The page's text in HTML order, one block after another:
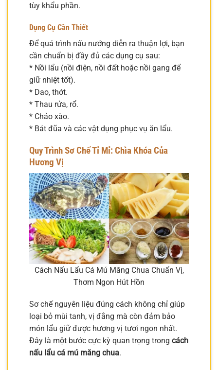
tùy khẩu phần.
Dụng Cụ Cần Thiết
Để quá trình nấu nướng diễn ra thuận lợi, bạn
cần chuẩn bị đầy đủ các dụng cụ sau:
* Nồi lẩu (nồi điện, nồi đất hoặc nồi gang để
giữ nhiệt tốt).
* Dao, thớt.
* Thau rửa, rổ.
* Chảo xào.
* Bát đũa và các vật dụng phục vụ ăn lẩu.
Quy Trình Sơ Chế Tỉ Mỉ: Chìa Khóa Của
Hương Vị
Cách Nấu Lẩu Cá Mú Măng Chua Chuẩn Vị,
Thơm Ngon Hút Hồn
Sơ chế nguyên liệu đúng cách không chỉ giúp
loại bỏ mùi tanh, vị đắng mà còn đảm bảo
món lẩu giữ được hương vị tươi ngon nhất.
Đây là một bước cực kỳ quan trọng trong cách
nấu lẩu cá mú măng chua.